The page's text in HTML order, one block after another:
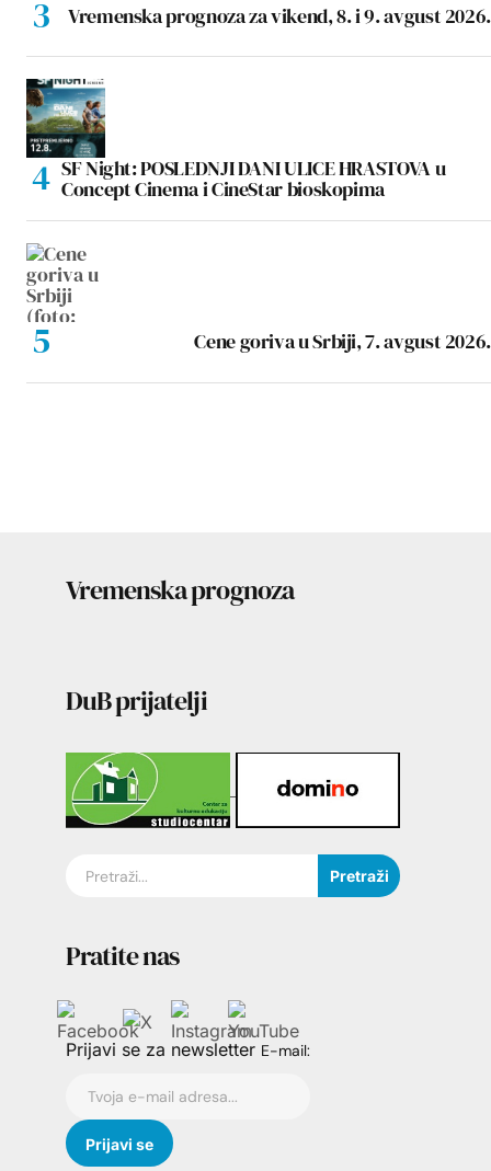
Vremenska prognoza za vikend, 8. i 9. avgust 2026.
SF Night: POSLEDNJI DANI ULICE HRASTOVA u
Concept Cinema i CineStar bioskopima
Cene goriva u Srbiji, 7. avgust 2026.
Vremenska prognoza
DuB prijatelji
Pretraži
Pratite nas
Prijavi se za newsletter E-mail: